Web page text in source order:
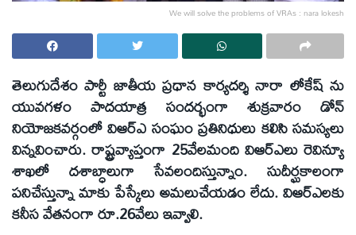
We will solve the problems of VRAs : nara lokesh
తెలుగుదేశం పార్టీ జాతీయ ప్రధాన కార్యదర్శి నారా లోకేష్ ను
యువగళం పాదయాత్ర సందర్భంగా శుక్రవారం డోన్
నియోజకవర్గంలో విఆర్ఎ సంఘం ప్రతినిధులు కలిసి సమస్యలు
విన్నవించారు. రాష్ట్రవ్యాప్తంగా 25వేలమంది విఆర్ఎలు రెవిన్యూ
శాఖలో దశాబ్ధాలుగా సేవలందిస్తున్నాం. సుదీర్ఘకాలంగా
పనిచేస్తున్నా మాకు పేస్కేలు అమలుచేయడం లేదు. విఆర్ఎలకు
కనీస వేతనంగా రూ.26వేలు ఇవ్వాలి.